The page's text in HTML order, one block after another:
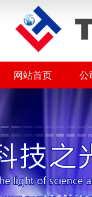
网站首页 公